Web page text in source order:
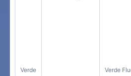
Verde Verde